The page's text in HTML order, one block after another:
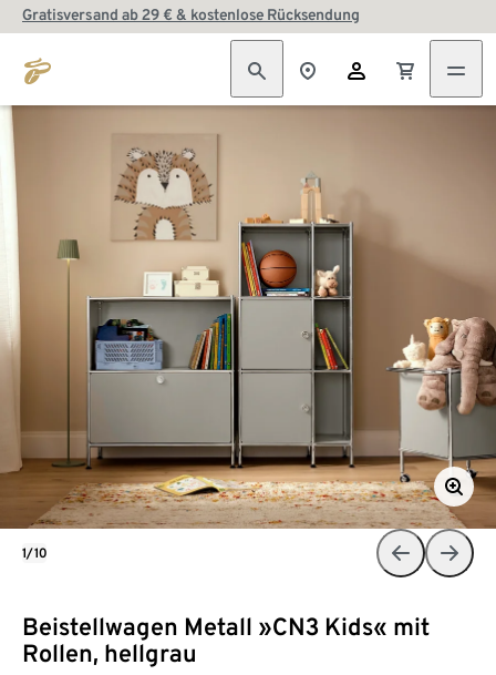
Gratisversand ab 29 € & kostenlose Rücksendung
Beistellwagen Metall »CN3 Kids« mit
Rollen, hellgrau
1/10